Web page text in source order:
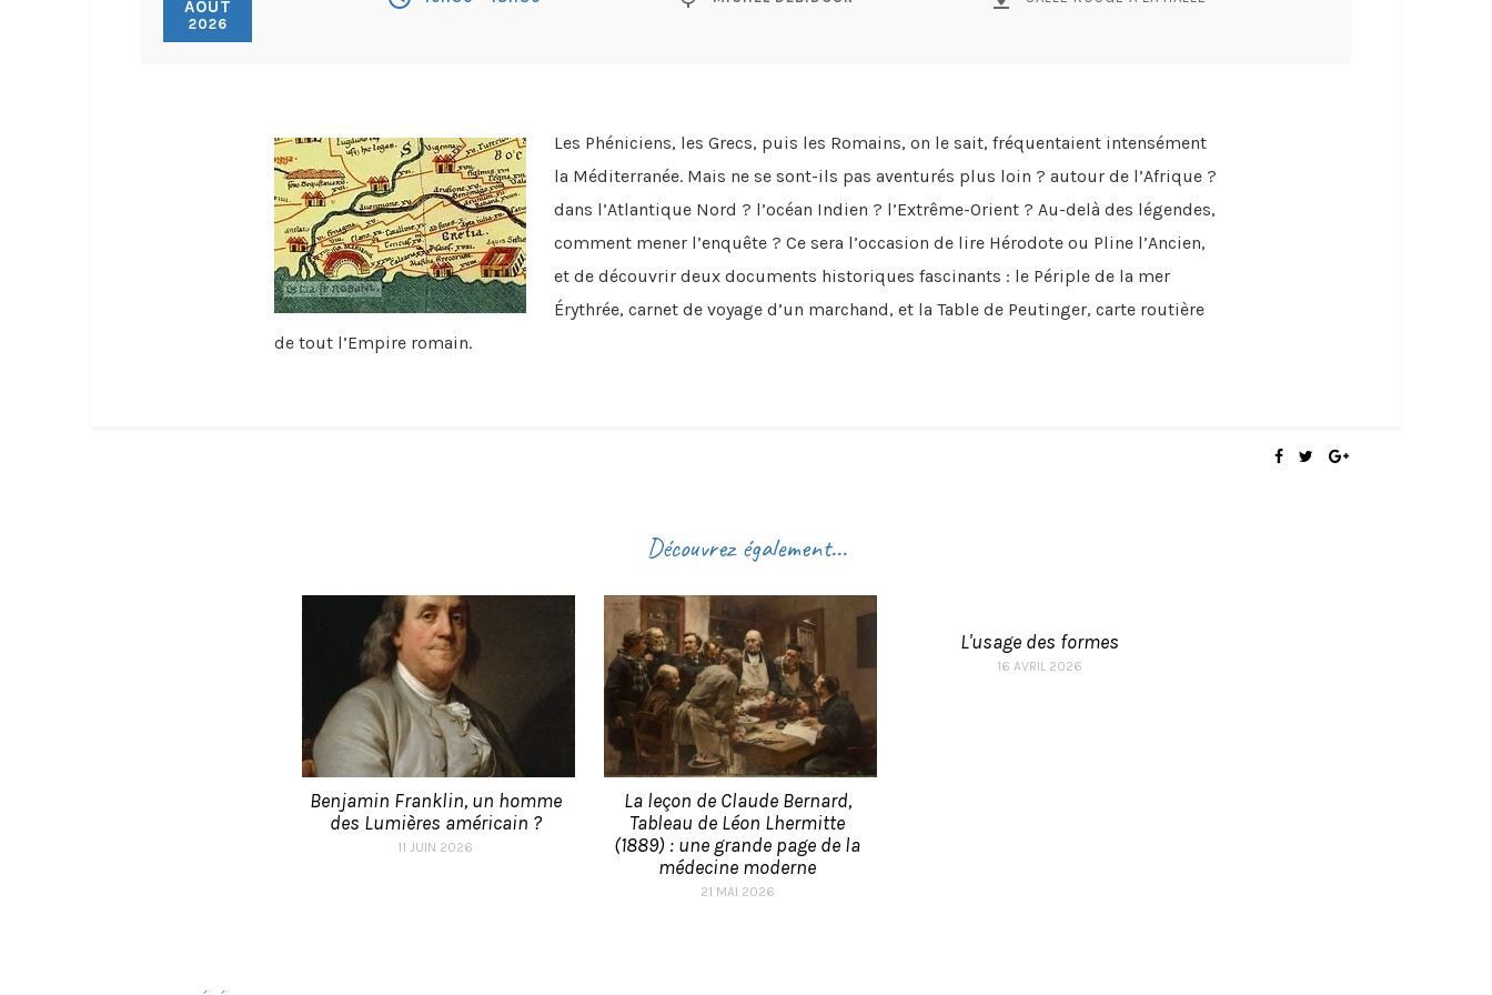
AOÛT
2026
Les Phéniciens, les Grecs, puis les Romains, on le sait, fréquentaient intensément
la Méditerranée. Mais ne se sont-ils pas aventurés plus loin ? autour de l’Afrique ?
dans l’Atlantique Nord ? l’océan Indien ? l’Extrême-Orient ? Au-delà des légendes,
comment mener l’enquête ? Ce sera l’occasion de lire Hérodote ou Pline l’Ancien,
et de découvrir deux documents historiques fascinants : le Périple de la mer
Érythrée, carnet de voyage d’un marchand, et la Table de Peutinger, carte routière
de tout l’Empire romain.
Découvrez également...
Benjamin Franklin, un homme
des Lumières américain ?
11 JUIN 2026
La leçon de Claude Bernard,
Tableau de Léon Lhermitte
(1889) : une grande page de la
médecine moderne
21 MAI 2026
L'usage des formes
16 AVRIL 2026